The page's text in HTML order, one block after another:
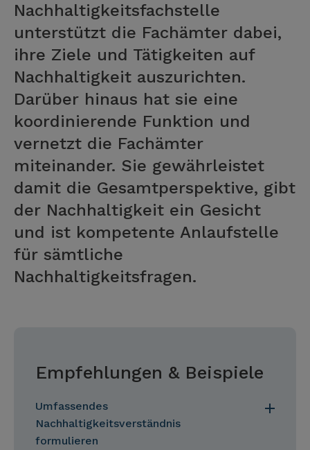
Nachhaltigkeitsfachstelle
unterstützt die Fachämter dabei,
ihre Ziele und Tätigkeiten auf
Nachhaltigkeit auszurichten.
Darüber hinaus hat sie eine
koordinierende Funktion und
vernetzt die Fachämter
miteinander. Sie gewährleistet
damit die Gesamtperspektive, gibt
der Nachhaltigkeit ein Gesicht
und ist kompetente Anlaufstelle
für sämtliche
Nachhaltigkeitsfragen.
Empfehlungen & Beispiele
Umfassendes
Nachhaltigkeitsverständnis
formulieren